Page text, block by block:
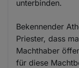
unterbinden.
Bekennender
Priester, dass
Machthaber
für diese